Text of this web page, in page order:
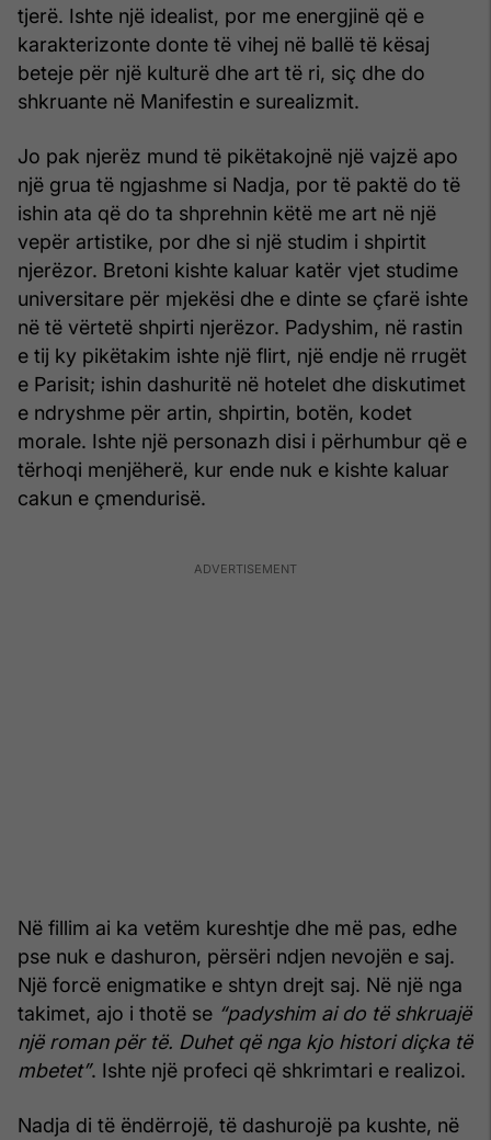
tjerë. Ishte një idealist, por me energjinë që e
karakterizonte donte të vihej në ballë të kësaj
beteje për një kulturë dhe art të ri, siç dhe do
shkruante në Manifestin e surealizmit.
Jo pak njerëz mund të pikëtakojnë një vajzë apo
një grua të ngjashme si Nadja, por të paktë do të
ishin ata që do ta shprehnin këtë me art në një
vepër artistike, por dhe si një studim i shpirtit
njerëzor. Bretoni kishte kaluar katër vjet studime
universitare për mjekësi dhe e dinte se çfarë ishte
në të vërtetë shpirti njerëzor. Padyshim, në rastin
e tij ky pikëtakim ishte një flirt, një endje në rrugët
e Parisit; ishin dashuritë në hotelet dhe diskutimet
e ndryshme për artin, shpirtin, botën, kodet
morale. Ishte një personazh disi i përhumbur që e
tërhoqi menjëherë, kur ende nuk e kishte kaluar
cakun e çmendurisë.
Në fillim ai ka vetëm kureshtje dhe më pas, edhe
pse nuk e dashuron, përsëri ndjen nevojën e saj.
Një forcë enigmatike e shtyn drejt saj. Në një nga
takimet, ajo i thotë se “padyshim ai do të shkruajë
një roman për të. Duhet që nga kjo histori diçka të
mbetet”. Ishte një profeci që shkrimtari e realizoi.
Nadja di të ëndërrojë, të dashurojë pa kushte, në